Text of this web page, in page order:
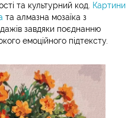
та культурний код.
Картини
та алмазна мозаїка з
завдяки поєднанню
емоційного підтексту.